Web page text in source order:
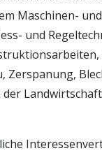
Maschinen-
und
Zerspanung,